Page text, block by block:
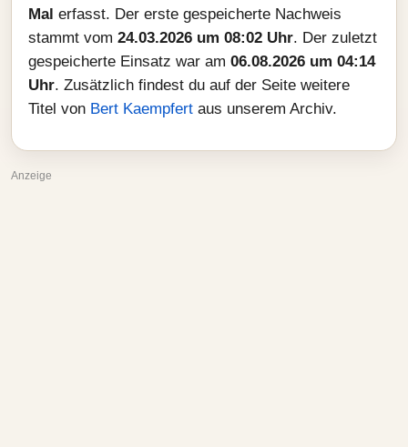
Mal erfasst. Der erste gespeicherte Nachweis
stammt vom 24.03.2026 um 08:02 Uhr. Der zuletzt
gespeicherte Einsatz war am 06.08.2026 um 04:14
Uhr. Zusätzlich findest du auf der Seite weitere
Titel von Bert Kaempfert aus unserem Archiv.
Anzeige